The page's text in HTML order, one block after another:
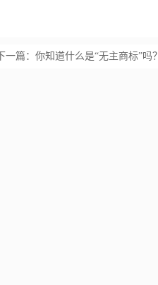
下一篇： 你知道什么是“无主商标”吗？